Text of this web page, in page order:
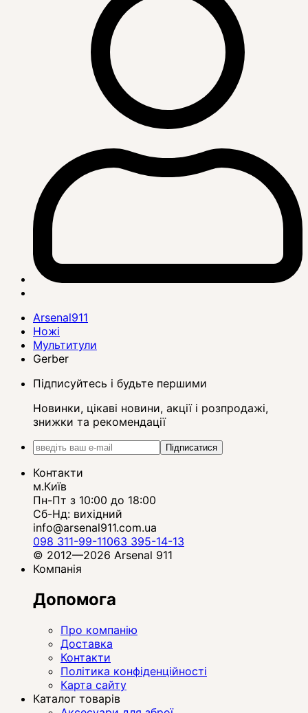
Arsenal911
Ножі
Мультитули
Gerber
Підписуйтесь і будьте першими
Новинки, цікаві новини, акції і розпродажі,
знижки та рекомендації
Підписатися
Контакти
м.Київ
Пн-Пт з 10:00 до 18:00
Сб-Нд: вихідний
info@arsenal911.com.ua
098 311-99-11063 395-14-13
© 2012—2026 Arsenal 911
Компанія
Допомога
Про компанію
Доставка
Контакти
Політика конфіденційності
Карта сайту
Каталог товарів